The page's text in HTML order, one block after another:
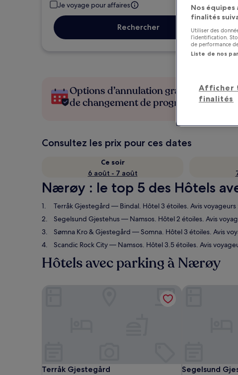
Je voyage pour affaires
Rechercher
Options d’annulation gratuite en cas
de changement de programme
Consultez les prix pour ces dates
Ce soir
6 août - 7 août
Nærøy : le top 5 des Hôtels
Terråk Gjestegård — Bindal. Hôtel 3 étoiles. Avis
Segelsund Gjestehus— Namsos. Hôtel 2 étoiles. Avis
Sømna Kro & Gjestegård — Somna. Hôtel 3 étoiles. Avis
Scandic Rock City— Namsos. Hôtel 3.5 étoiles. Avis
Hôtels avec parking à Nærøy
Terråk Gjestegård
Terråk Gjestegård
Segelsund
Segelsund
Nos équipes
finalités
Utiliser des
l’identification.
de performance
Liste de nos
Afficher
finalités